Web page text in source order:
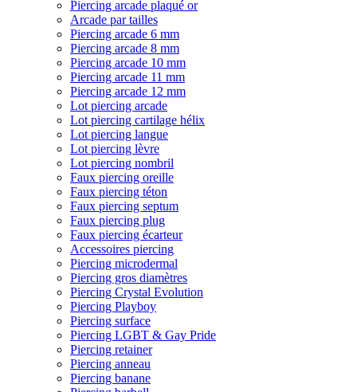
Piercing arcade plaqué or
Arcade par tailles
Piercing arcade 6 mm
Piercing arcade 8 mm
Piercing arcade 10 mm
Piercing arcade 11 mm
Piercing arcade 12 mm
Lot piercing arcade
Lot piercing cartilage hélix
Lot piercing langue
Lot piercing lèvre
Lot piercing nombril
Faux piercing oreille
Faux piercing téton
Faux piercing septum
Faux piercing plug
Faux piercing écarteur
Accessoires piercing
Piercing microdermal
Piercing gros diamètres
Piercing Crystal Evolution
Piercing Playboy
Piercing surface
Piercing LGBT & Gay Pride
Piercing retainer
Piercing anneau
Piercing banane